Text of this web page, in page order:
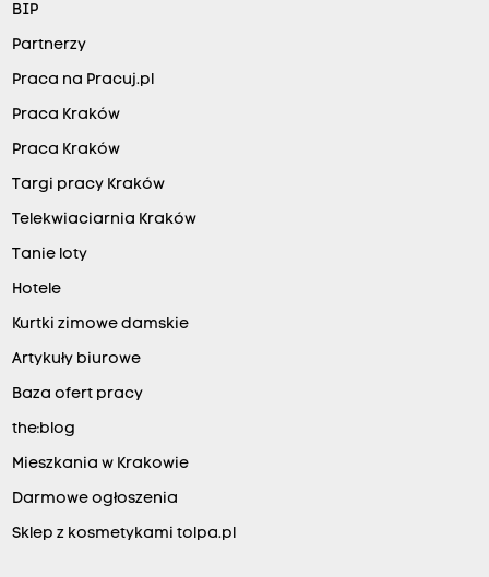
BIP
Partnerzy
Praca na Pracuj.pl
Praca Kraków
Praca Kraków
Targi pracy Kraków
Telekwiaciarnia Kraków
Tanie loty
Hotele
Kurtki zimowe damskie
Artykuły biurowe
Baza ofert pracy
the:blog
Mieszkania w Krakowie
Darmowe ogłoszenia
Sklep z kosmetykami tolpa.pl